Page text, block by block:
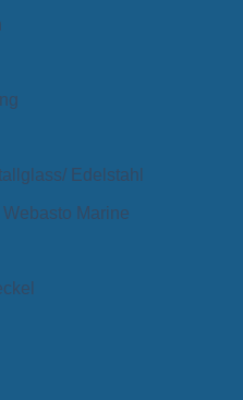
Edelstahl
Marine